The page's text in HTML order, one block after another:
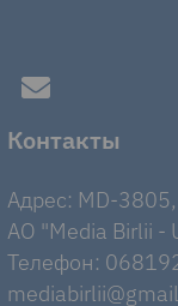
Контакты
Адрес: MD-
AO "Media Birlii -
Телефон: